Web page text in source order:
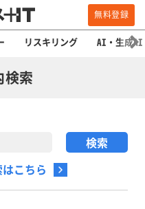
無料登録
リスキリング AI・生成AI
検索
こちら